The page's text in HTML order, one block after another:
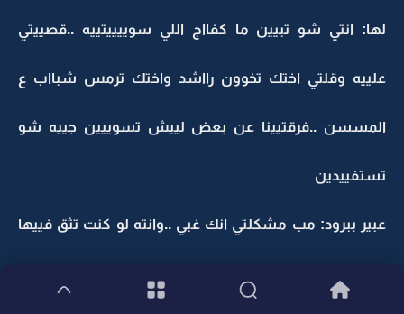
لها: انتي شو تبيين ما كفااج اللي سوييييتييه ..قصييتي
علييه وقلتي اختك تخوون رااشد واختك ترمس شبااب ع
المسسن ..فرقتيينا عن بعض لييش تسوييين جييه شو
تستفييدين
عبير ببرود: مب مشكلتي انك غبي ..وانته لو كنت تثق فييها